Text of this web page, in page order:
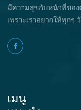
มีความสุขกับหน้าที่ของ
เพราะเราอยากให้ทุก
เมนู